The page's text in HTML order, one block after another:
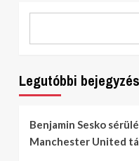
Legutóbbi
Benjamin Sesko
Manchester United